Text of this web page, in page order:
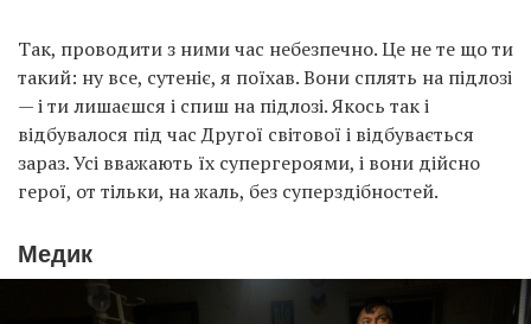
Так, проводити з ними час небезпечно. Це не те що ти
такий: ну все, сутеніє, я поїхав. Вони сплять на підлозі
— і ти лишаєшся і спиш на підлозі. Якось так і
відбувалося під час Другої світової і відбувається
зараз. Усі вважають їх супергероями, і вони дійсно
герої, от тільки, на жаль, без суперздібностей.
Медик